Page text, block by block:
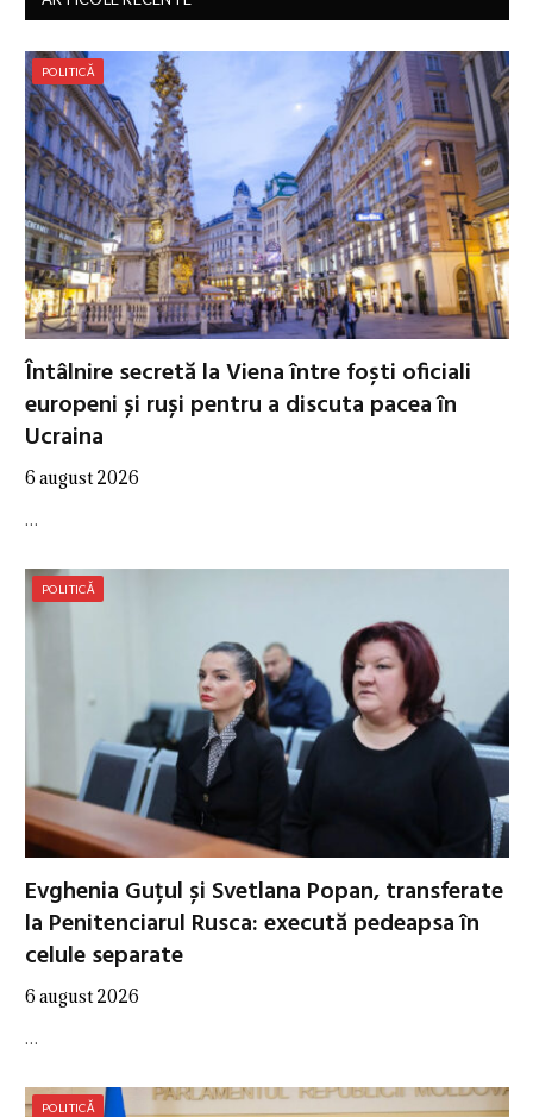
POLITICĂ
Întâlnire secretă la Viena între foști oficiali
europeni și ruși pentru a discuta pacea în
Ucraina
6 august 2026
…
POLITICĂ
Evghenia Guțul și Svetlana Popan, transferate
la Penitenciarul Rusca: execută pedeapsa în
celule separate
6 august 2026
…
POLITICĂ